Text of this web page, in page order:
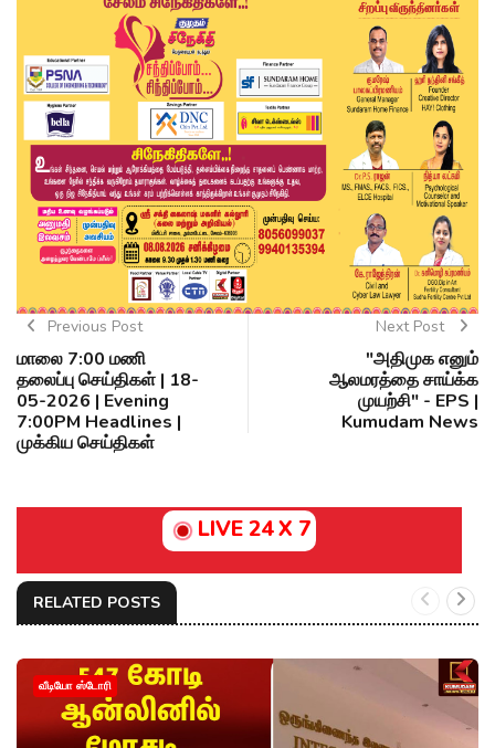
Previous Post
மாலை 7:00 மணி
தலைப்பு செய்திகள் | 18-
05-2026 | Evening
7:00PM Headlines |
முக்கிய செய்திகள்
Next Post
"அதிமுக எனும்
ஆலமரத்தை சாய்க்க
முயற்சி" - EPS |
Kumudam News
LIVE 24 X 7
RELATED POSTS
வீடியோ ஸ்டோரி